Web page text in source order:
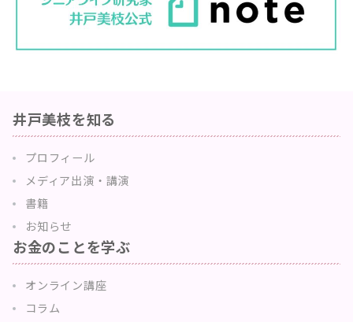
井戸美枝を知る
プロフィール
メディア出演・講演
書籍
お知らせ
お金のことを学ぶ
オンライン講座
コラム